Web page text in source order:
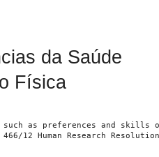
da Saúde
Física
such as preferences and
466/12 Human Research